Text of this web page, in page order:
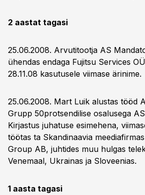
2 aastat tagasi
25.06.2008. Arvutitootja AS
ühendas endaga Fujitsu Services
28.11.08 kasutusele viimase ärinime.
25.06.2008. Mart Luik alustas tööd
Grupp 50protsendilise osalusega
Kirjastus juhatuse esimehena,
töötas ta Skandinaavia
Group AB, juhtides muu hulgas
Venemaal, Ukrainas ja Sloveenias.
1 aasta tagasi